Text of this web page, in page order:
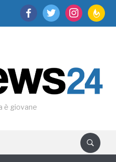
facebooktwitter instagram
è giovane